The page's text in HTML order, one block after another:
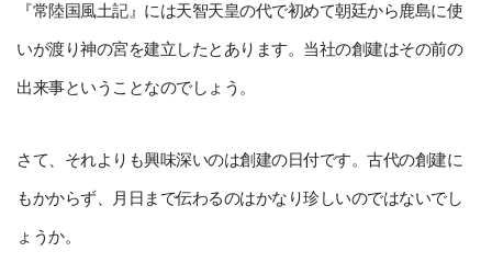
『常陸国風土記』には天智天皇の代で初めて朝廷から鹿島に使
いが渡り神の宮を建立したとあります。当社の創建はその前の
出来事ということなのでしょう。
さて、それよりも興味深いのは創建の日付です。古代の創建に
もかからず、月日まで伝わるのはかなり珍しいのではないでし
ょうか。